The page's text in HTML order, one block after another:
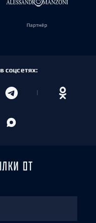
Партнёр
соцсетях:
ОТ